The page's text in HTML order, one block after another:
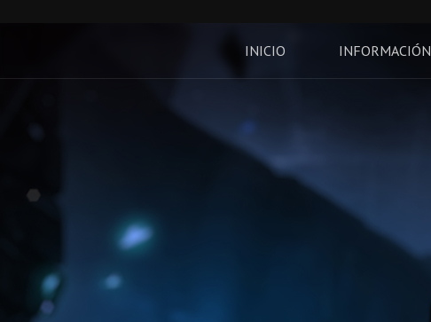
INICIO INFORMACIÓN